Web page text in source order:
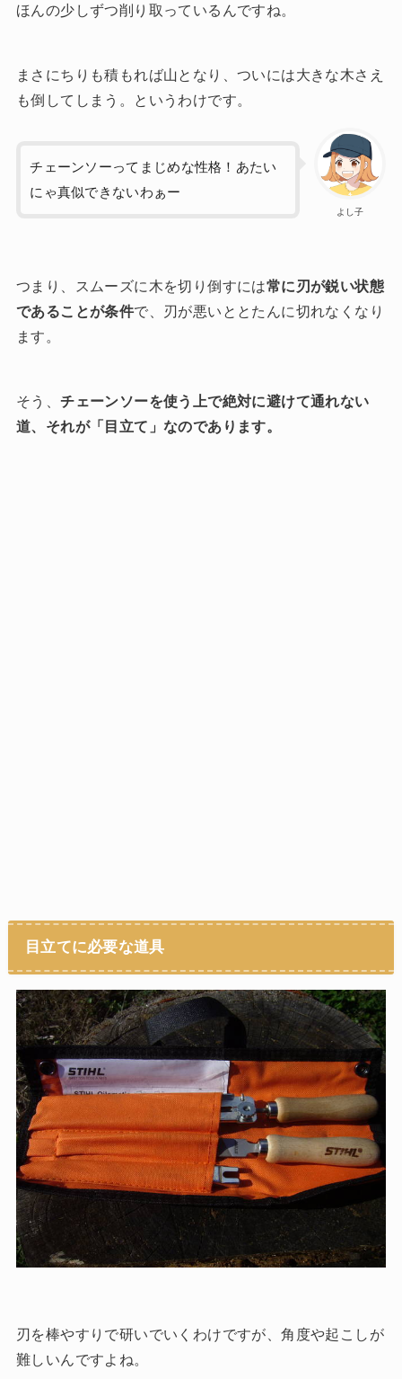
ほんの少しずつ削り取っているんですね。
まさにちりも積もれば山となり、ついには大きな木さえ
も倒してしまう。というわけです。
よし子
チェーンソーってまじめな性格！あたい
にゃ真似できないわぁー
つまり、スムーズに木を切り倒すには常に刃が鋭い状態
であることが条件で、刃が悪いととたんに切れなくなり
ます。
そう、チェーンソーを使う上で絶対に避けて通れない
道、それが「目立て」なのであります。
目立てに必要な道具
刃を棒やすりで研いでいくわけですが、角度や起こしが
難しいんですよね。